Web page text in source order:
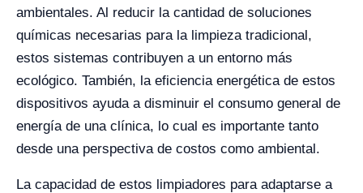
ambientales. Al reducir la cantidad de soluciones
químicas necesarias para la limpieza tradicional,
estos sistemas contribuyen a un entorno más
ecológico. También, la eficiencia energética de estos
dispositivos ayuda a disminuir el consumo general de
energía de una clínica, lo cual es importante tanto
desde una perspectiva de costos como ambiental.
La capacidad de estos limpiadores para adaptarse a